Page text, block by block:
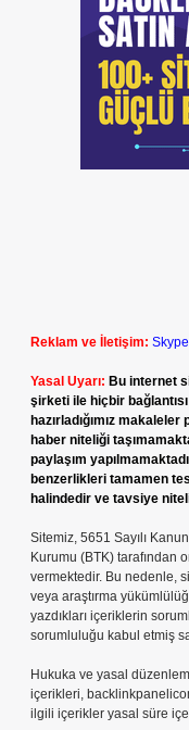
Reklam ve İletişim:
Yasal Uyarı: Bu internet
şirketi ile hiçbir
hazırladığımız
haber niteliği
paylaşım
benzerlikleri tamamen
halindedir ve tavsiye
Sitemiz, 5651 Sayılı
Kurumu (BTK) tarafından
vermektedir. Bu nedenle,
veya araştırma
yazdıkları içeriklerin
sorumluluğu kabul etmiş
Hukuka ve yasal
içerikleri,
ilgili içerikler yasal süre